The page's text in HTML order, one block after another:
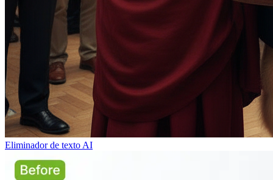
Eliminador de texto AI